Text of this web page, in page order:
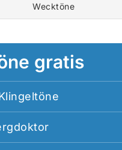
Wecktöne
gratis